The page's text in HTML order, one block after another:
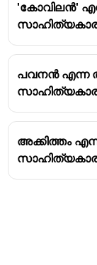
പൂർണ്ണ
കൂടുതൽ
ഉറൂബ് -
എം.ടി.
'കോവിലൻ'
പവനൻ എന്ന
അക്കിത്തം